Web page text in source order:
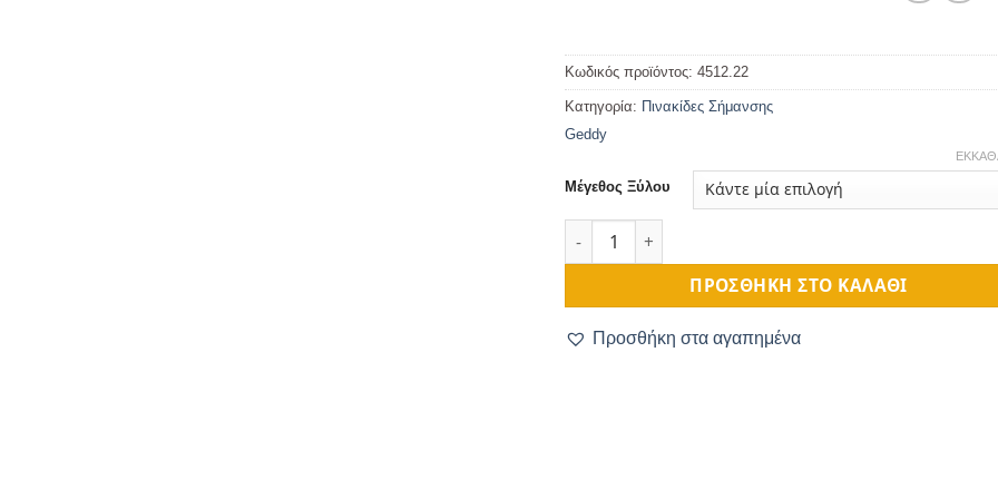
Κωδικός προϊόντος: 4512.22
Κατηγορία: Πινακίδες Σήμανσης
Geddy
Μέγεθος Ξύλου
ΠΡΟΣΘΉΚΗ ΣΤΟ ΚΑΛΆΘΙ
Προσθήκη στα αγαπημένα